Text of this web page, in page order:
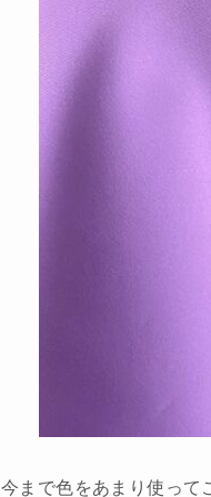
今まで色をあまり使って